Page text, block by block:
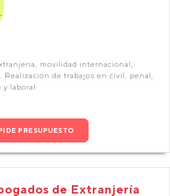
movilidad internacional,
Realización de trabajos en civil, penal,
laboral
PRESUPUESTO
de Extranjería